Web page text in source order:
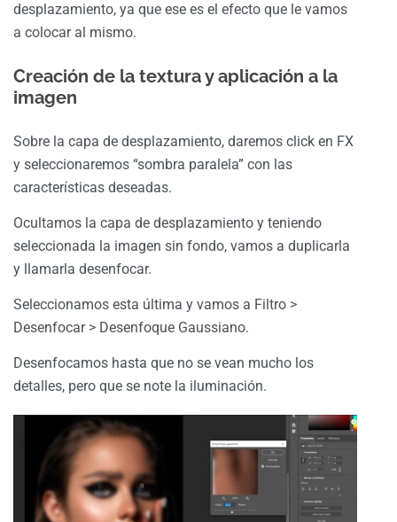
desplazamiento, ya que ese es el efecto que le vamos
a colocar al mismo.
Creación de la textura y aplicación a la
imagen
Sobre la capa de desplazamiento, daremos click en FX
y seleccionaremos “sombra paralela” con las
características deseadas.
Ocultamos la capa de desplazamiento y teniendo
seleccionada la imagen sin fondo, vamos a duplicarla
y llamarla desenfocar.
Seleccionamos esta última y vamos a Filtro >
Desenfocar > Desenfoque Gaussiano.
Desenfocamos hasta que no se vean mucho los
detalles, pero que se note la iluminación.